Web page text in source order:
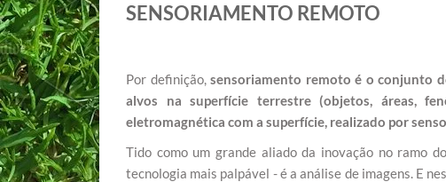
SENSORIAMENTO REMOTO
Por definição,sensoriamento remoto é o conjunto
alvos na superfície terrestre (objetos, áreas,
eletromagnética com a superfície, realizado por
Tido como um grande aliado da inovação no ramo
tecnologia mais palpável - é a análise de imagens. E